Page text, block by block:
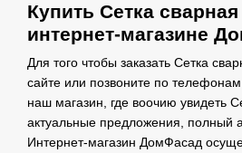
Купить Сетка
интернет-магазине
Для того чтобы заказать Сетка
сайте или позвоните по
наш магазин, где воочию увидеть
актуальные предложения, полный
Интернет-магазин ДомФасад